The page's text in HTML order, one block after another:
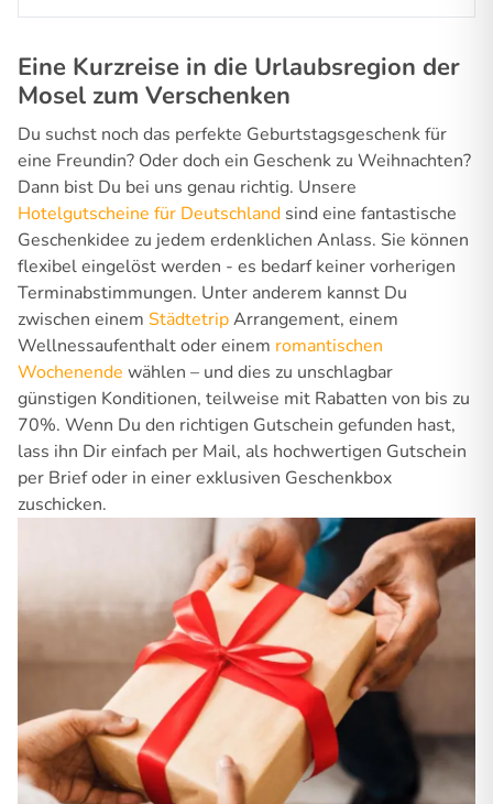
Eine Kurzreise in die Urlaubsregion der
Mosel zum Verschenken
Du suchst noch das perfekte Geburtstagsgeschenk für
eine Freundin? Oder doch ein Geschenk zu Weihnachten?
Dann bist Du bei uns genau richtig. Unsere
Hotelgutscheine für Deutschland sind eine fantastische
Geschenkidee zu jedem erdenklichen Anlass. Sie können
flexibel eingelöst werden - es bedarf keiner vorherigen
Terminabstimmungen. Unter anderem kannst Du
zwischen einem StädtetripArrangement, einem
Wellnessaufenthalt oder einem romantischen
Wochenende wählen – und dies zu unschlagbar
günstigen Konditionen, teilweise mit Rabatten von bis zu
70%. Wenn Du den richtigen Gutschein gefunden hast,
lass ihn Dir einfach per Mail, als hochwertigen Gutschein
per Brief oder in einer exklusiven Geschenkbox
zuschicken.